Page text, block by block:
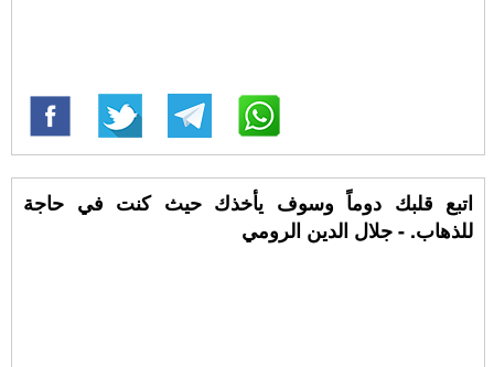
اتبع قلبك دوماً وسوف يأخذك حيث كنت في حاجة
للذهاب. - جلال الدين الرومي